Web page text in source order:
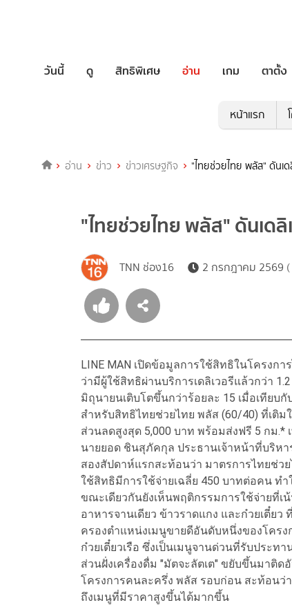
วันนี้ ดู สิทธิพิเศษ อ่าน เกม ตาตั้ง
หน้าแรก
อ่าน ข่าว ข่าวเศรษฐกิจ "ไทยช่วยไทย พลัส" ดันเ
"ไทยช่วยไทย พลัส" ดันเด
TNN ช่อง16 2 กรกฎาคม 2569
LINE MAN เปิดข้อมูลการใช้สิทธิในโครงก
ว่ามีผู้ใช้สิทธิผ่านบริการเดลิเวอรีแล้วกว่า
มิถุนายนเติบโตขึ้นกว่าร้อยละ 15 เมื่อเทียบ
สำหรับสิทธิไทยช่วยไทย พลัส (60/40) ที่เติม
ส่วนลดสูงสุด 5,000 บาท พร้อมส่งฟรี 5 กม.*
นายยอด ชินสุภัคกุล ประธานเจ้าหน้าที่บริหา
สองสัปดาห์แรกสะท้อนว่า มาตรการไทยช่ว
ใช้สิทธิมีการใช้จ่ายเฉลี่ย 450 บาทต่อคน ทำ
ขณะเดียวกันยังเห็นพฤติกรรมการใช้จ่ายที่
อาหารจานเดียว ข้าวราดแกง และก๋วยเตี๋ย
ครองตำแหน่งเมนูขายดีอันดับหนึ่งของโครง
ก๋วยเตี๋ยวเรือ ซึ่งเป็นเมนูจานด่วนที่รับประท
ส่วนฝั่งเครื่องดื่ม "มัตจะลัตเต" ขยับขึ้นมาติ
โครงการคนละครึ่ง พลัส รอบก่อน สะท้อนว่
ถึงเมนูที่มีราคาสูงขึ้นได้มากขึ้น